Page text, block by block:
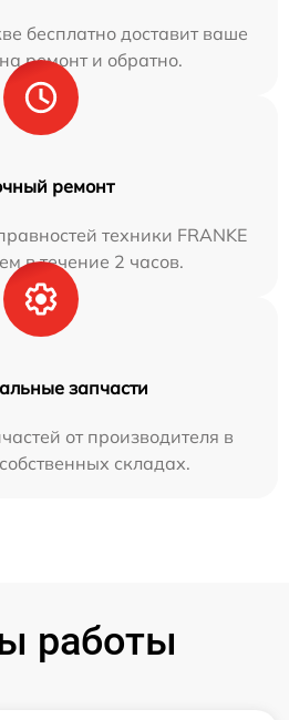
бесплатно доставит ваше
ремонт и обратно.
ремонт
техники FRANKE
в течение 2 часов.
запчасти
от производителя в
складах.
работы